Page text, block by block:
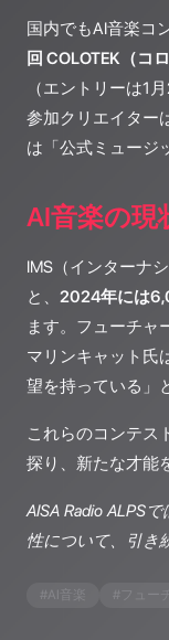
国内でもAI音楽コ
回 COLOTEK（コ
（エントリーは1
参加クリエイター
は「公式ミュージ
AI音楽の現
IMS（インターナ
と、 2024年には
ます。フューチャ
マリンキャット氏
望を持っている」
これらのコンテス
探り、新たな才能
AISA Radio ALPS
性について、引き
#AI音楽 # フュー